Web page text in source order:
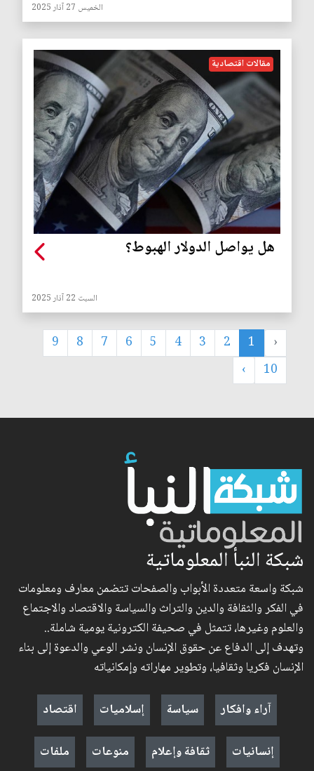
الخميس 27 آذار 2025
مقالات اقتصادية
هل يواصل الدولار الهبوط؟
السبت 22 آذار 2025
‹
1
2
3
4
5
6
7
8
9
10
›
شبكة النبأ المعلوماتية
شبكة واسعة متعددة الأبواب والصفحات تتضمن معارف ومعلومات
في الفكر والثقافة والدين والتراث والسياسة والاقتصاد والاجتماع
والعلوم وغيرها، تتمثل في صحيفة الكترونية يومية شاملة..
وتهدف إلى الدفاع عن حقوق الإنسان ونشر الوعي والدعوة إلى بناء
الإنسان فكريا وثقافيا، وتطوير مهاراته وإمكانياته
آراء وافكار
سياسة إسلاميات
اقتصاد
إنسانيات
ثقافة وإعلام منوعات ملفات